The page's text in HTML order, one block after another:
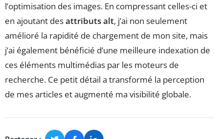
l’optimisation des images. En compressant celles-ci et
en ajoutant desattributs alt, j’ai non seulement
amélioré la rapidité de chargement de mon site, mais
j’ai également bénéficié d’une meilleure indexation de
ces éléments multimédias par les moteurs de
recherche. Ce petit détail a transformé la perception
de mes articles et augmenté ma visibilité globale.